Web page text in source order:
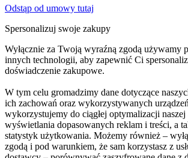
Odstąp od umowy tutaj
Spersonalizuj swoje zakupy
Wyłącznie za Twoją wyraźną zgodą używamy
innych technologii, aby zapewnić Ci
doświadczenie zakupowe.
W tym celu gromadzimy dane dotyczące
ich zachowań oraz wykorzystywanych
wykorzystujemy do ciągłej optymalizacji
wyświetlania dopasowanych reklam i treści, a
statystyk użytkowania. Możemy również –
zgodą i pod warunkiem, że sam korzystasz z